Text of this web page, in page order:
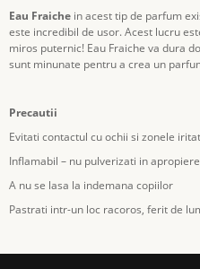
Eau Fraiche in acest tip de parfum
este incredibil de usor. Acest lucru
miros puternic! Eau Fraiche va dura
sunt minunate pentru a crea un
Precautii
Evitati contactul cu ochii si zonele
Inflamabil – nu pulverizati in
A nu se lasa la indemana copiilor
Pastrati intr-un loc racoros, ferit de